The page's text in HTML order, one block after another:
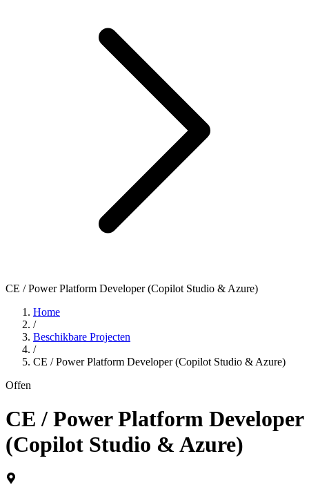
CE / Power Platform Developer (Copilot Studio & Azure)
Home
/
Beschikbare Projecten
/
CE / Power Platform Developer (Copilot Studio & Azure)
Offen
CE / Power Platform Developer
(Copilot Studio & Azure)